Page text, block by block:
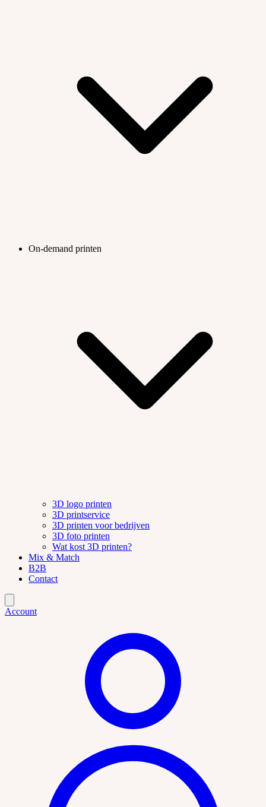
On-demand printen
3D logo printen
3D printservice
3D printen voor bedrijven
3D foto printen
Wat kost 3D printen?
Mix & Match
B2B
Contact
Account